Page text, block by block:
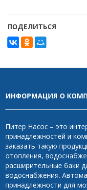
ПОДЕЛИТЬСЯ
ИНФОРМАЦИЯ О
Питер Насос – это
принадлежностей и
заказать такую
отопления,
расширительные баки
водоснабжения.
принадлежности для